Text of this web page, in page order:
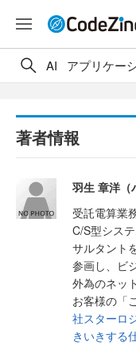
AI アプリケー
著者情報
羽生 章洋（
受託電算業
C/S型シス
サルタント
参画し、ビ
外為のネッ
お客様の「
社スターロ
きいきする